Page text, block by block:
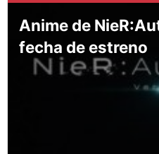
Anime de
fecha de estreno